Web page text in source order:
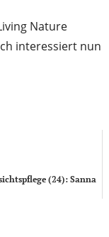
Nature
interessiert nun
(24): Sanna